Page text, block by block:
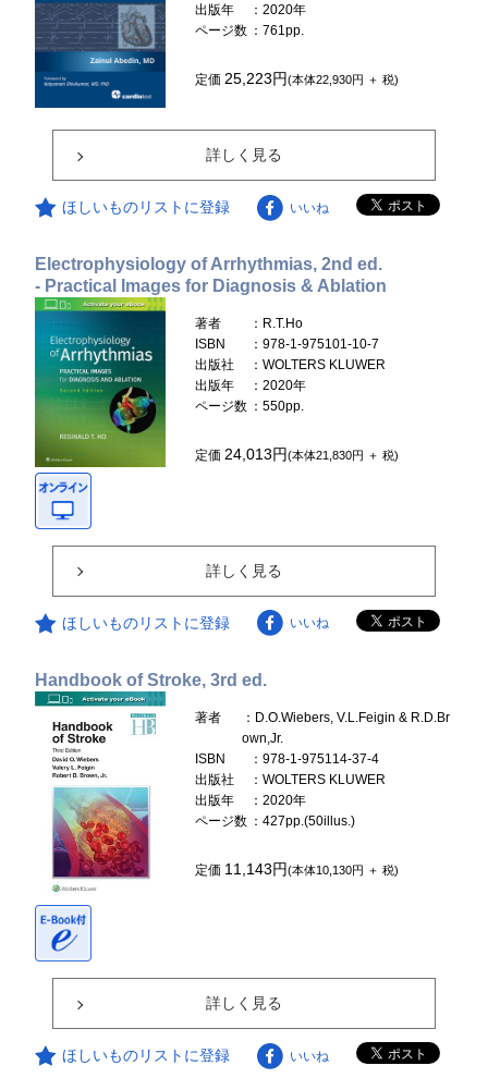
出版年
：2020年
ページ数 ：761pp.
定価 25,223円(本体22,930円 ＋ 税)
詳しく見る
ほしいものリストに登録 いいね
Electrophysiology of Arrhythmias, 2nd ed.
- Practical Images for Diagnosis & Ablation
著者
：R.T.Ho
ISBN
：978-1-975101-10-7
出版社
：WOLTERS KLUWER
出版年
：2020年
ページ数 ：550pp.
定価24,013円(本体21,830円 ＋ 税)
詳しく見る
ほしいものリストに登録 いいね
Handbook of Stroke, 3rd ed.
著者
：D.O.Wiebers, V.L.Feigin & R.D.Br
own,Jr.
ISBN
：978-1-975114-37-4
出版社
：WOLTERS KLUWER
出版年
：2020年
ページ数 ：427pp.(50illus.)
定価 11,143円(本体10,130円 ＋ 税)
詳しく見る
ほしいものリストに登録 いいね